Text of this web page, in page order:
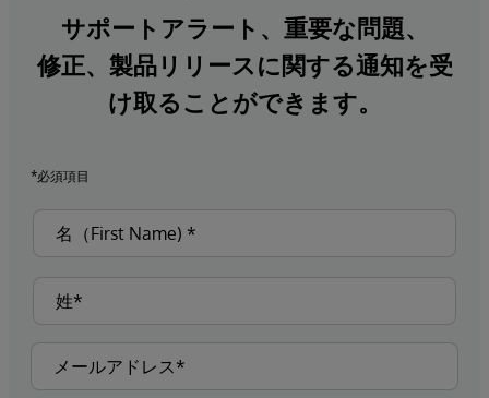
サポートアラート、重要な問題、
修正、製品リリースに関する通知を受
け取ることができます。
*必須項目